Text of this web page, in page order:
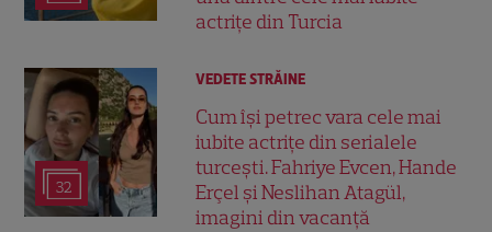
actrițe din Turcia
32
VEDETE STRĂINE
Cum își petrec vara cele mai
iubite actrițe din serialele
turcești. Fahriye Evcen, Hande
Erçel și Neslihan Atagül,
imagini din vacanță